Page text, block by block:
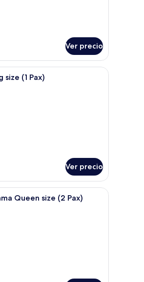
Ver precio
Edredón, caja de seguridad en la habitación
size (1 Pax)
Ver precio
Edredón, caja de seguridad en la habitación
Queen size (2 Pax)